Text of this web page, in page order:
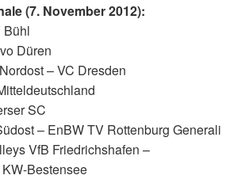
(7. November 2012):
Bühl
Düren
– VC Dresden
SC
– EnBW TV Rottenburg Generali
VfB Friedrichshafen –
Bestensee